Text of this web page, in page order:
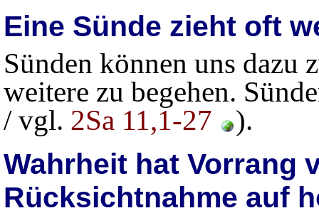
Eine Sünde zieht oft
Sünden können uns dazu
weitere zu begehen.
/ vgl. 2Sa 11,1-27 ).
Wahrheit hat Vorrang
Rücksichtnahme auf